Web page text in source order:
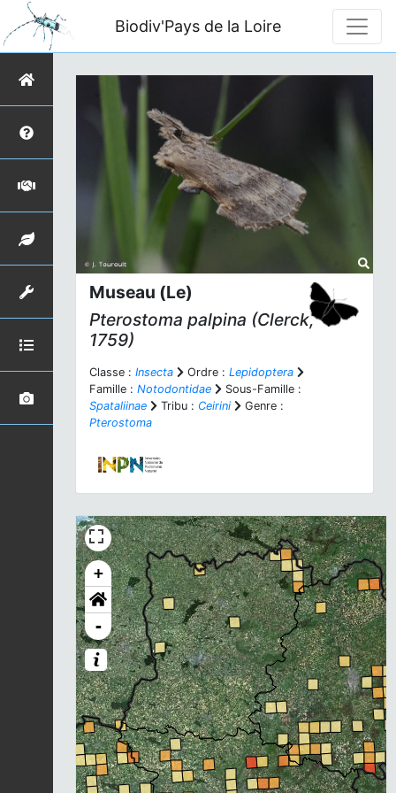
Biodiv'Pays de la Loire
Museau (Le)
Pterostoma palpina (Clerck,
1759)
Classe : Insecta Ordre : Lepidoptera
Famille : Notodontidae
Sous-Famille :
Spataliinae
Tribu : Ceirini
Genre :
Pterostoma
+
-